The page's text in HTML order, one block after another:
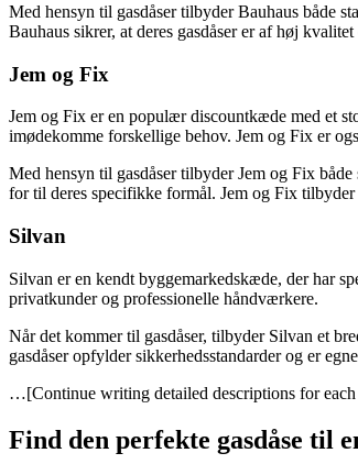
Med hensyn til gasdåser tilbyder Bauhaus både
Bauhaus sikrer, at deres gasdåser er af høj
Jem og Fix
Jem og Fix er en populær discountkæde med et
imødekomme forskellige behov. Jem og Fix er
Med hensyn til gasdåser tilbyder Jem og Fix
for til deres specifikke formål. Jem og Fix
Silvan
Silvan er en kendt byggemarkedskæde, der har
privatkunder og professionelle håndværkere.
Når det kommer til gasdåser, tilbyder Silvan et
gasdåser opfylder sikkerhedsstandarder og er
…[Continue writing detailed descriptions for each
Find den perfekte gasdåse til